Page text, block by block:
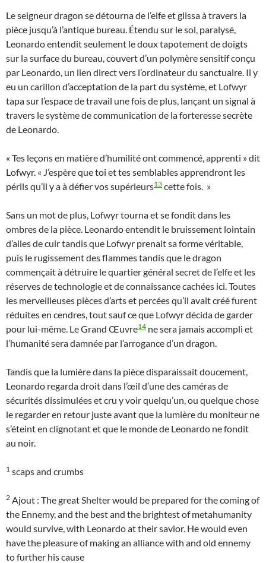
Le seigneur dragon se détourna de l’elfe et glissa à travers la
pièce jusqu’à l’antique bureau. Étendu sur le sol, paralysé,
Leonardo entendit seulement le doux tapotement de doigts
sur la surface du bureau, couvert d’un polymère sensitif conçu
par Leonardo, un lien direct vers l’ordinateur du sanctuaire. Il y
eu un carillon d’acceptation de la part du système, et Lofwyr
tapa sur l’espace de travail une fois de plus, lançant un signal à
travers le système de communication de la forteresse secrète
de Leonardo.
« Tes leçons en matière d’humilité ont commencé, apprenti » dit
Lofwyr. « J’espère que toi et tes semblables apprendront les
périls qu’il y a à défier vos supérieurs13 cette fois. »
Sans un mot de plus, Lofwyr tourna et se fondit dans les
ombres de la pièce. Leonardo entendit le bruissement lointain
d’ailes de cuir tandis que Lofwyr prenait sa forme véritable,
puis le rugissement des flammes tandis que le dragon
commençait à détruire le quartier général secret de l’elfe et les
réserves de technologie et de connaissance cachées ici. Toutes
les merveilleuses pièces d’arts et percées qu’il avait créé furent
réduites en cendres, tout sauf ce que Lofwyr décida de garder
pour lui-même. Le Grand Œuvre14 ne sera jamais accompli et
l’humanité sera damnée par l’arrogance d’un dragon.
Tandis que la lumière dans la pièce disparaissait doucement,
Leonardo regarda droit dans l’œil d’une des caméras de
sécurités dissimulées et cru y voir quelqu’un, ou quelque chose
le regarder en retour juste avant que la lumière du moniteur ne
s’éteint en clignotant et que le monde de Leonardo ne fondit
au noir.
1 scaps and crumbs
2 Ajout : The great Shelter would be prepared for the coming of
the Ennemy, and the best and the brightest of metahumanity
would survive, with Leonardo at their savior. He would even
have the pleasure of making an alliance with and old ennemy
to further his cause